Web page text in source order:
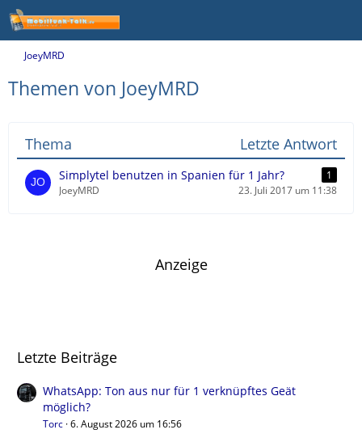
JoeyMRD
Themen von JoeyMRD
Thema Letzte Antwort
Simplytel benutzen in Spanien für 1 Jahr?
1
JoeyMRD
23. Juli 2017 um 11:38
Anzeige
Letzte Beiträge
WhatsApp: Ton aus nur für 1 verknüpftes Geät
möglich?
Torc 6. August 2026 um 16:56